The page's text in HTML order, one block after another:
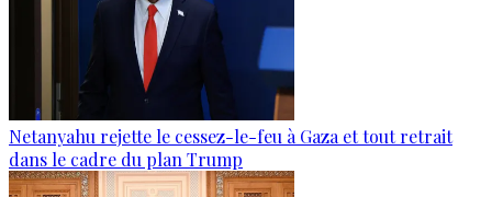
Netanyahu rejette le cessez-le-feu à Gaza et tout retrait
dans le cadre du plan Trump